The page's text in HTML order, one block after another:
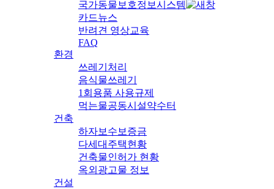
국가동물보호정보시스템
카드뉴스
반려견 영상교육
FAQ
환경
쓰레기처리
음식물쓰레기
1회용품 사용규제
먹는물공동시설약수터
건축
하자보수보증금
다세대주택현황
건축물인허가 현황
옥외광고물 정보
건설